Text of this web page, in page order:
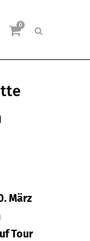
0
März
Tour